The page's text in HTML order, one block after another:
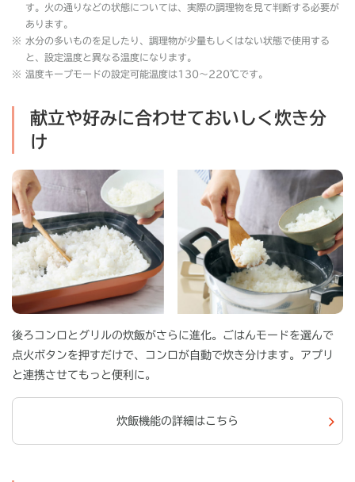
す。火の通りなどの状態については、実際の調理物を見て判断する必要が
あります。
※ 水分の多いものを足したり、調理物が少量もしくはない状態で使用する
と、設定温度と異なる温度になります。
※ 温度キープモードの設定可能温度は130〜220℃です。
献立や好みに合わせておいしく炊き分
け
後ろコンロとグリルの炊飯がさらに進化。ごはんモードを選んで
点火ボタンを押すだけで、コンロが自動で炊き分けます。アプリ
と連携させてもっと便利に。
炊飯機能の詳細はこちら